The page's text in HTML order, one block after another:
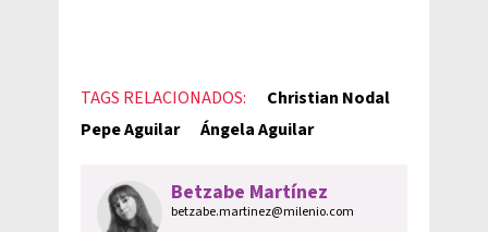
TAGS RELACIONADOS:
Christian Nodal
Pepe Aguilar
Ángela Aguilar
Betzabe Martínez
betzabe.martinez@milenio.com